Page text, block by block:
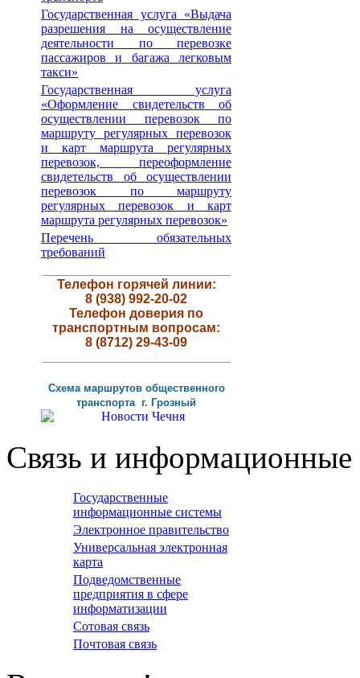
Государственная услуга «Выдача
разрешения на осуществление
деятельности по перевозке
пассажиров и багажа легковым
такси»
Государственная услуга
«Оформление свидетельств об
осуществлении перевозок по
маршруту регулярных перевозок
и карт маршрута регулярных
перевозок, переоформление
свидетельств об осуществлении
перевозок по маршруту
регулярных перевозок и карт
маршрута регулярных перевозок»
Перечень обязательных
требований
Телефон горячей линии:
8 (938) 992-20-02
Телефон доверия по
транспортным вопросам:
8 (8712) 29-43-09
Схема маршрутов общественного
транспорта г. Грозный
Связь и информационные
Государственные
информационные системы
Электронное правительство
Универсальная электронная
карта
Подведомственные
предприятия в сфере
информатизации
Сотовая связь
Почтовая связь